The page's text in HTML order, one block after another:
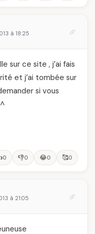
à 18:25
sur ce site , j’ai fais
et j’ai tombée sur
si vous
0 👎0 😂0 🥰0
à 21:05